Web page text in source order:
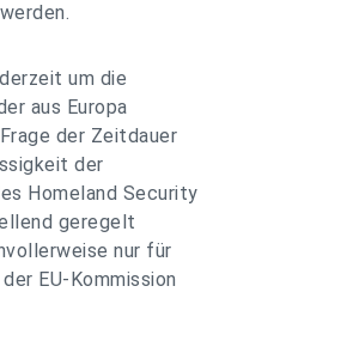
um die
aus Europa
der Zeitdauer
der
Homeland Security
geregelt
nur für
EU-Kommission